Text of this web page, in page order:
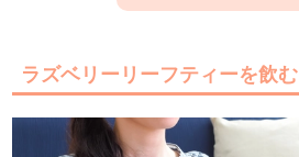
ラズベリーリーフティーを飲む